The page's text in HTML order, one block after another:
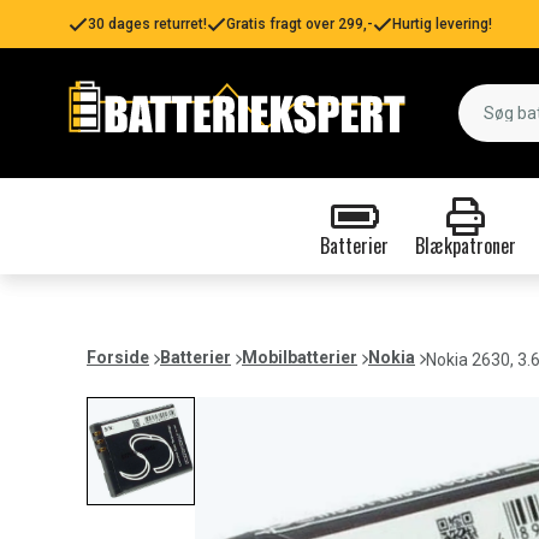
30 dages returret! Gratis fragt over 299,- Hurtig levering!
Batterier Blækpatroner
Forside Batterier Mobilbatterier Nokia Nokia 2630,